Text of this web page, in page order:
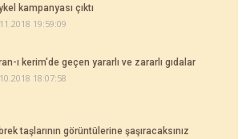
kampanyası çıktı
19:59:09
ı kerim'de geçen yararlı ve zararlı gıdalar
18:07:58
taşlarının görüntülerine şaşıracaksınız